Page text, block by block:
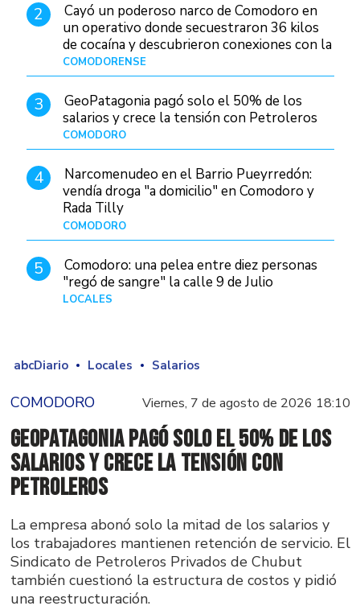
2
Cayó un poderoso narco de Comodoro en
un operativo donde secuestraron 36 kilos
de cocaína y descubrieron conexiones con la
Patagonia
COMODORENSE
3
GeoPatagonia pagó solo el 50% de los
salarios y crece la tensión con Petroleros
COMODORO
4
Narcomenudeo en el Barrio Pueyrredón:
vendía droga "a domicilio" en Comodoro y
Rada Tilly
COMODORO
5
Comodoro: una pelea entre diez personas
"regó de sangre" la calle 9 de Julio
LOCALES
abcDiario Locales Salarios
COMODORO Viernes, 7 de agosto de 2026 18:10
GeoPatagonia pagó solo el 50% de los
salarios y crece la tensión con
Petroleros
La empresa abonó solo la mitad de los salarios y
los trabajadores mantienen retención de servicio. El
Sindicato de Petroleros Privados de Chubut
también cuestionó la estructura de costos y pidió
una reestructuración.